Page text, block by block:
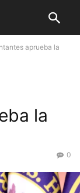
aprueba la
la
0